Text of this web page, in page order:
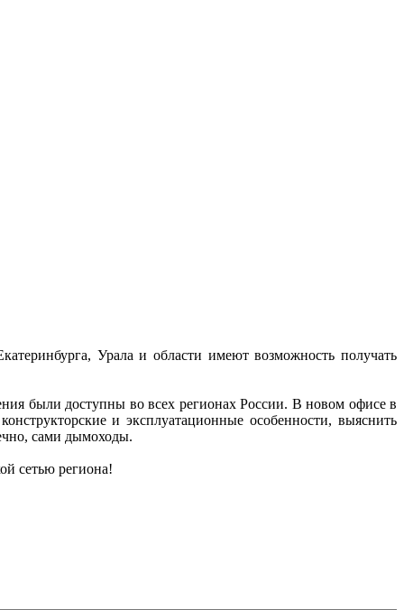
Урала и области имеют возможность получать
были доступны во всех регионах России. В новом офисе в
и эксплуатационные особенности, выяснить
сами дымоходы.
сетью региона!